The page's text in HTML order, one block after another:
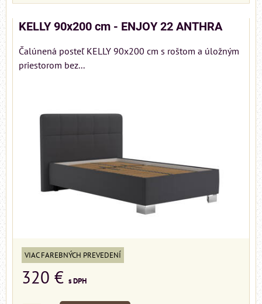
KELLY 90x200 cm - ENJOY 22 ANTHRA
Čalúnená posteľ KELLY 90x200 cm s roštom a úložným
priestorom bez...
VIAC FAREBNÝCH PREVEDENÍ
320 € s DPH